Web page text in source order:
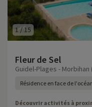
1/15
Fleur de Sel
Guidel-Plages - Morbihan
Résidence en face de
Découvrir activités à